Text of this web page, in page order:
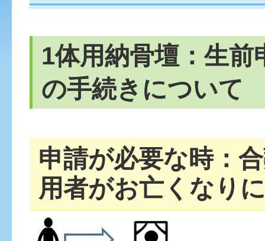
1体用納骨壇：生前
の手続きについて
申請が必要な時：
用者がお亡くなり